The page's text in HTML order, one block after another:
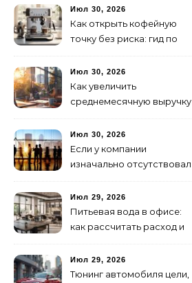
друзьями
Июл 30, 2026
Как открыть кофейную
точку без риска: гид по
Июл 30, 2026
Как увеличить
среднемесячную выручку
лишних затрат
Июл 30, 2026
Если у компании
изначально отсутствовал
как не утонуть в хаосе
Июл 29, 2026
Питьевая вода в офисе:
как рассчитать расход и
Июл 29, 2026
Тюнинг автомобиля цели,